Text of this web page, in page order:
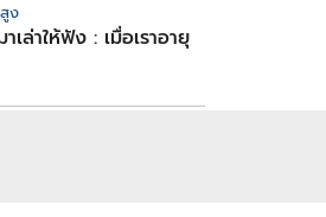
ง
าเล่าให้ฟัง : เมื่อเราอายุ